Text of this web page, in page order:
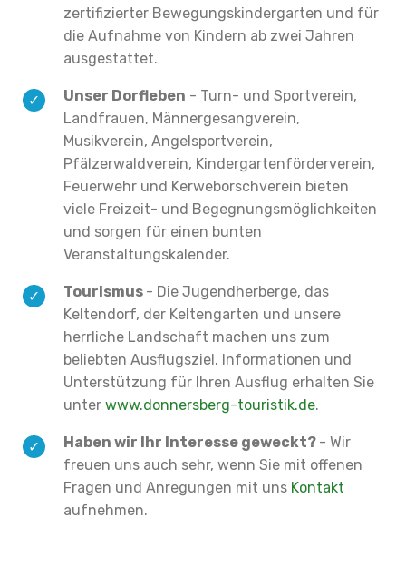
zertifizierter Bewegungskindergarten und für
die Aufnahme von Kindern ab zwei Jahren
ausgestattet.
Unser Dorfleben - Turn- und Sportverein,
Landfrauen, Männergesangverein,
Musikverein, Angelsportverein,
Pfälzerwaldverein, Kindergartenförderverein,
Feuerwehr und Kerweborschverein bieten
viele Freizeit- und Begegnungsmöglichkeiten
und sorgen für einen bunten
Veranstaltungskalender.
Tourismus - Die Jugendherberge, das
Keltendorf, der Keltengarten und unsere
herrliche Landschaft machen uns zum
beliebten Ausflugsziel. Informationen und
Unterstützung für Ihren Ausflug erhalten Sie
unter www.donnersberg-touristik.de.
Haben wir Ihr Interesse geweckt? - Wir
freuen uns auch sehr, wenn Sie mit offenen
Fragen und Anregungen mit uns Kontakt
aufnehmen.